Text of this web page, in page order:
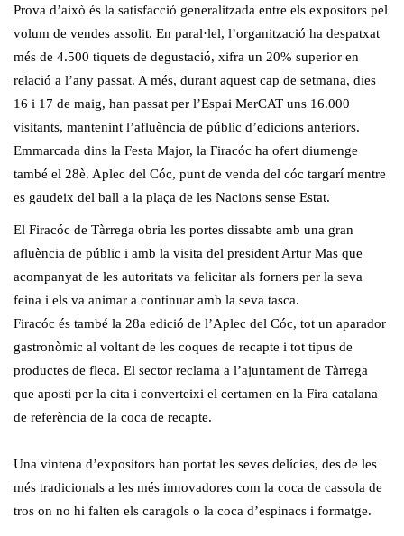
Prova d’això és la satisfacció generalitzada entre els expositors pel
volum de vendes assolit. En paral·lel, l’organització ha despatxat
més de 4.500 tiquets de degustació, xifra un 20% superior en
relació a l’any passat. A més, durant aquest cap de setmana, dies
16 i 17 de maig, han passat per l’Espai MerCAT uns 16.000
visitants, mantenint l’afluència de públic d’edicions anteriors.
Emmarcada dins la Festa Major, la Firacóc ha ofert diumenge
també el 28è. Aplec del Cóc, punt de venda del cóc targarí mentre
es gaudeix del ball a la plaça de les Nacions sense Estat.
El Firacóc de Tàrrega obria les portes dissabte amb una gran
afluència de públic i amb la visita del president Artur Mas que
acompanyat de les autoritats va felicitar als forners per la seva
feina i els va animar a continuar amb la seva tasca.
Firacóc és també la 28a edició de l’Aplec del Cóc, tot un aparador
gastronòmic al voltant de les coques de recapte i tot tipus de
productes de fleca. El sector reclama a l’ajuntament de Tàrrega
que aposti per la cita i converteixi el certamen en la Fira catalana
de referència de la coca de recapte.
Una vintena d’expositors han portat les seves delícies, des de les
més tradicionals a les més innovadores com la coca de cassola de
tros on no hi falten els caragols o la coca d’espinacs i formatge.